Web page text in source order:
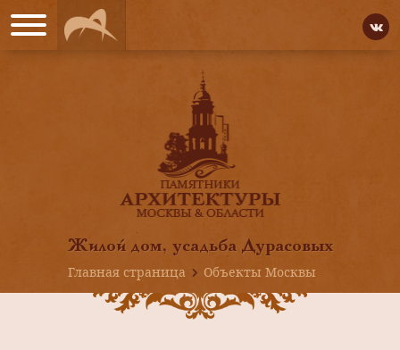
Жилой дом, усадьба Дурасовых
Главная страница
Объекты Москвы